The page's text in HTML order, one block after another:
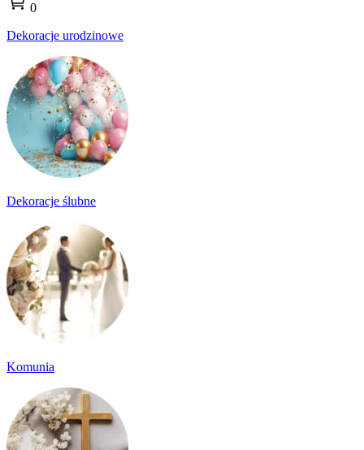
0
Dekoracje urodzinowe
Dekoracje ślubne
Komunia